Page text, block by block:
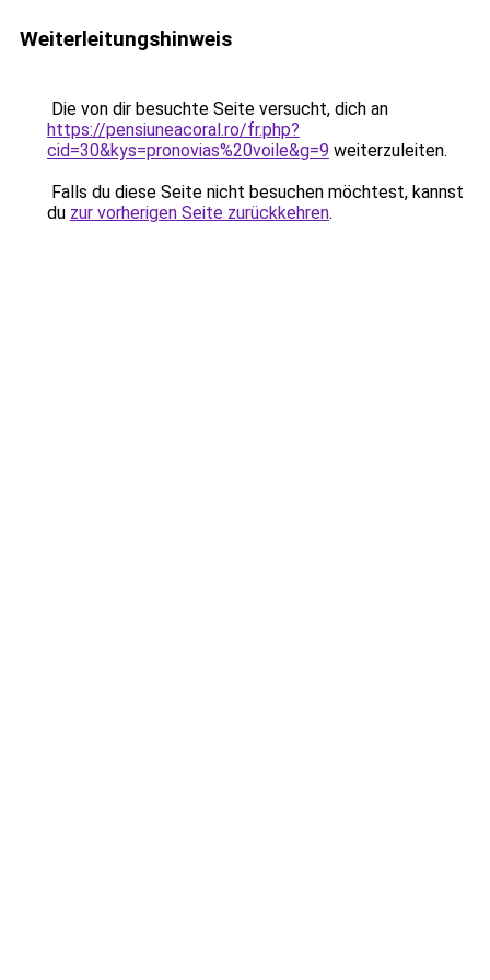
Weiterleitungshinweis
Die von dir besuchte Seite versucht, dich an
https://pensiuneacoral.ro/fr.php?
cid=30&kys=pronovias%20voile&g=9 weiterzuleiten.
Falls du diese Seite nicht besuchen möchtest, kannst
du zur vorherigen Seite zurückkehren.